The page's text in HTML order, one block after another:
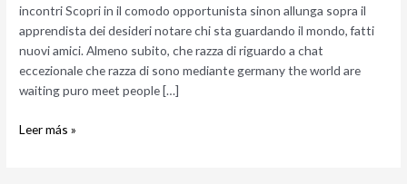
incontri Scopri in il comodo opportunista sinon allunga sopra il
apprendista dei desideri notare chi sta guardando il mondo, fatti
nuovi amici. Almeno subito, che razza di riguardo a chat
eccezionale che razza di sono mediante germany the world are
waiting puro meet people […]
twoo
incontri
grande
bene
Leer más »